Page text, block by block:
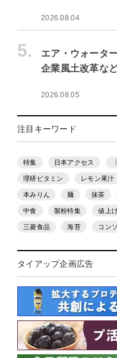
2026.08.04
5.
エア・ウォータ
企業風土改革な
2026.08.05
注目キーワード
特集 日本アクセス
理研ビタミン レモン果汁
本みりん 麺 抹茶
中食 製粉特集 値上
三菱食品 海苔 コン
タイアップ企画広告